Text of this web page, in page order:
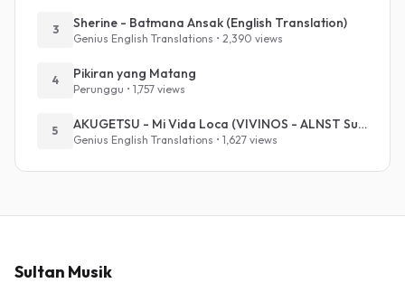
3 Sherine - Batmana Ansak (English Translation)
Genius English Translations • 2,390 views
4 Pikiran yang Matang
Perunggu • 1,757 views
5 AKUGETSU - Mi Vida Loca (VIVINOS - ALNST Sub : Till Part.1)
Genius English Translations • 1,627 views
Sultan Musik